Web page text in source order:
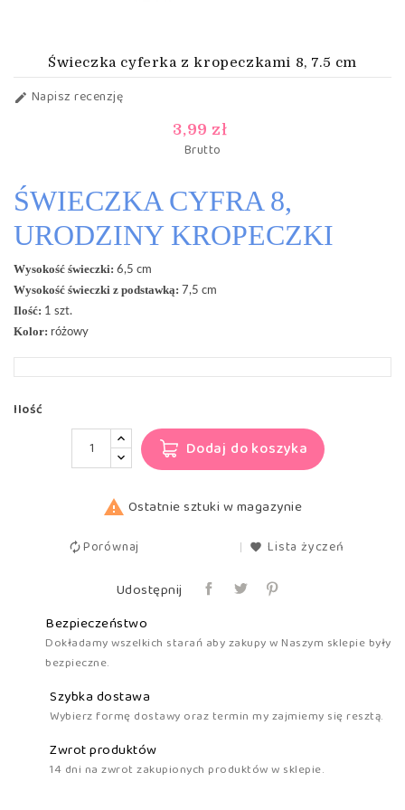
Świeczka cyferka z kropeczkami 8, 7.5 cm
 Napisz recenzję
3,99 zł
Brutto
ŚWIECZKA CYFRA 8,
URODZINY KROPECZKI
Wysokość świeczki: 6,5 cm
Wysokość świeczki z podstawką:7,5 cm
Ilość: 1 szt.
Kolor: różowy
Ilość
Dodaj do koszyka
 Ostatnie sztuki w magazynie
Porównaj Lista życzeń
Udostępnij
Bezpieczeństwo
Dokładamy wszelkich starań aby zakupy w Naszym sklepie były
bezpieczne.
Szybka dostawa
Wybierz formę dostawy oraz termin my zajmiemy się resztą.
Zwrot produktów
14 dni na zwrot zakupionych produktów w sklepie.